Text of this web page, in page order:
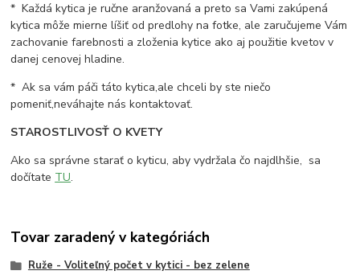
* Každá kytica je ručne aranžovaná a preto sa Vami zakúpená
kytica môže mierne líšiť od predlohy na fotke, ale zaručujeme Vám
zachovanie farebnosti a zloženia kytice ako aj použitie kvetov v
danej cenovej hladine.
* Ak sa vám páči táto kytica,ale chceli by ste niečo
pomeniť,neváhajte nás kontaktovať.
STAROSTLIVOSŤ O KVETY
Ako sa správne starať o kyticu, aby vydržala čo najdlhšie, sa
dočítate TU.
Tovar zaradený v kategóriách
Ruže - Voliteľný počet v kytici - bez zelene